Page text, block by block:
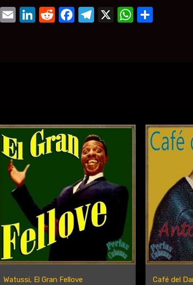
EmailLinkedIn
Reddit
Facebook
Telegram
X
Watussi, El Gran Fellove
Café del